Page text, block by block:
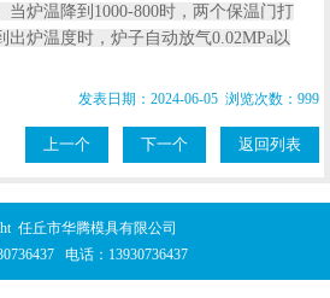
炉温降到1000-800时，两个保温门打
炉温度时，炉子自动放气0.02MPa以
发表日期：2024-06-05 浏览次数：999
上一个 下一个 返回列表
任丘市华腾模具有限公司
电话： 13930736437